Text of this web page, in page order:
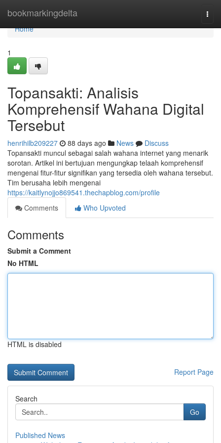
bookmarkingdelta
Home
Home
1
Topansakti: Analisis
Komprehensif Wahana Digital
Tersebut
henrihilb209227 88 days ago News
Discuss
Topansakti muncul sebagai salah wahana internet yang menarik
sorotan. Artikel ini bertujuan mengungkap telaah komprehensif
mengenai fitur-fitur signifikan yang tersedia oleh wahana tersebut.
Tim berusaha lebih mengenai
https://kaitlynojjo869541.thechapblog.com/profile
Comments
Who Upvoted
Comments
Submit a Comment
No HTML
HTML is disabled
Report Page
Search
Go
Published News